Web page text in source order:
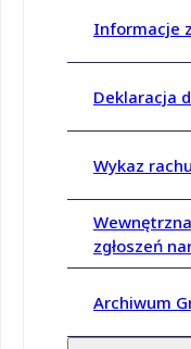
Informacje
Deklaracja
Wykaz
zgłoszeń
Archiwum